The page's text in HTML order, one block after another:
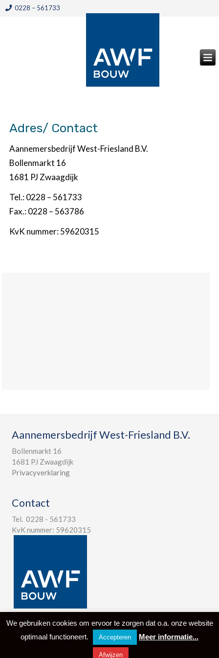
0228 – 561733
Adres/ Contact
Aannemersbedrijf West-Friesland B.V.
Bollenmarkt 16
1681 PJ Zwaagdijk
Tel.: 0228 – 561733
Fax.: 0228 – 563786
KvK nummer: 59620315
Aannemersbedrijf West-Friesland B.V.
Bollenmarkt 16
1681 PJ Zwaagdijk
Privacyverklaring
Contact
Tel. 0228 - 561733
KvK nummer: 59620315
© 2024 Aannemersbedrijf West-Friesland B.V. -Design by I-match
Webconcepts
We gebruiken cookies om ervoor te zorgen dat o.a. onze website
optimaal functioneert.
Accepteren Meer informatie...
Afwijzen